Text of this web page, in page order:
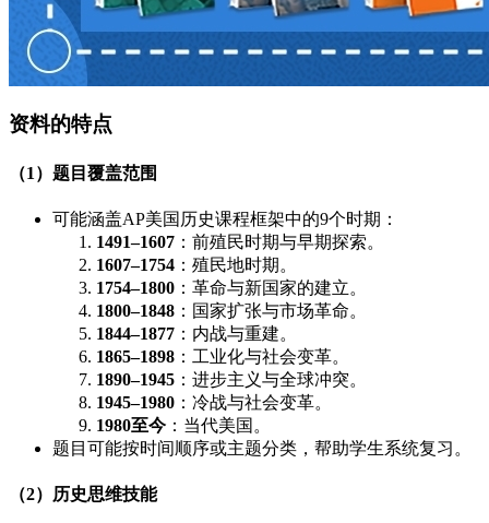
资料的特点
（1）题目覆盖范围
可能涵盖AP美国历史课程框架中的9个时期：
1491–1607 ：前殖民时期与早期探索。
1607–1754 ：殖民地时期。
1754–1800 ：革命与新国家的建立。
1800–1848 ：国家扩张与市场革命。
1844–1877 ：内战与重建。
1865–1898 ：工业化与社会变革。
1890–1945 ：进步主义与全球冲突。
1945–1980 ：冷战与社会变革。
1980至今 ：当代美国。
题目可能按时间顺序或主题分类，帮助学生系统复习。
（2）历史思维技能